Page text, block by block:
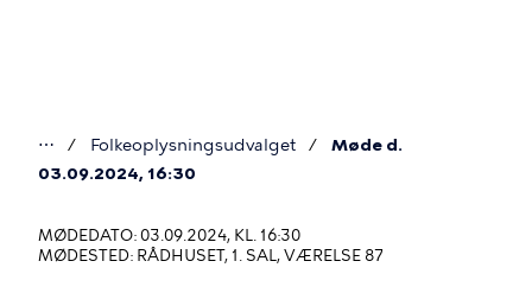
Du
her
⋯ Folkeoplysningsudvalget
Møde d.
03.09.2024, 16:30
MØDEDATO: 03.09.2024, KL. 16:30
MØDESTED: RÅDHUSET, 1. SAL, VÆRELSE 87